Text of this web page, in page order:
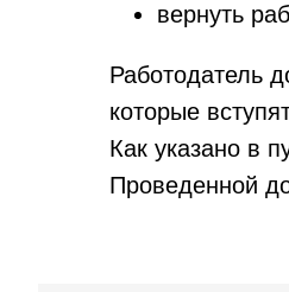
вернуть
Работодатель
которые
Как указано в
Проведенной